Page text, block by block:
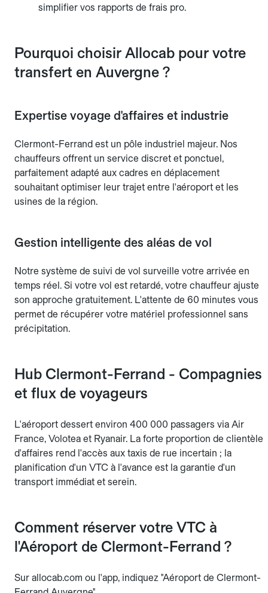
simplifier vos rapports de frais pro.
Pourquoi choisir Allocab pour votre
transfert en Auvergne ?
Expertise voyage d'affaires et industrie
Clermont-Ferrand est un pôle industriel majeur. Nos
chauffeurs offrent un service discret et ponctuel,
parfaitement adapté aux cadres en déplacement
souhaitant optimiser leur trajet entre l'aéroport et les
usines de la région.
Gestion intelligente des aléas de vol
Notre système de suivi de vol surveille votre arrivée en
temps réel. Si votre vol est retardé, votre chauffeur ajuste
son approche gratuitement. L'attente de 60 minutes vous
permet de récupérer votre matériel professionnel sans
précipitation.
Hub Clermont-Ferrand - Compagnies
et flux de voyageurs
L'aéroport dessert environ 400 000 passagers via Air
France, Volotea et Ryanair. La forte proportion de clientèle
d'affaires rend l'accès aux taxis de rue incertain ; la
planification d'un VTC à l'avance est la garantie d'un
transport immédiat et serein.
Comment réserver votre VTC à
l'Aéroport de Clermont-Ferrand ?
Sur allocab.com ou l'app, indiquez "Aéroport de Clermont-